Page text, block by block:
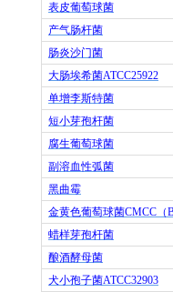
表皮葡萄球菌
产气肠杆菌
肠炎沙门菌
大肠埃希菌ATCC25922
单增李斯特菌
短小芽孢杆菌
腐生葡萄球菌
副溶血性弧菌
黑曲霉
金黄色葡萄球菌CMCC （
蜡样芽孢杆菌
酿酒酵母菌
犬小孢子菌ATCC32903